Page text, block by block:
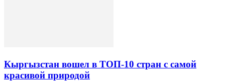
Кыргызстан вошел в ТОП-10 стран с самой
красивой природой